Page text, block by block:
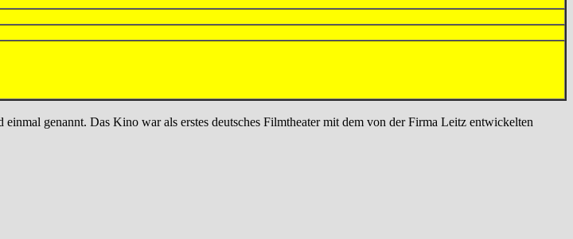
genannt. Das Kino war als erstes deutsches Filmtheater mit dem von der Firma Leitz entwickelten